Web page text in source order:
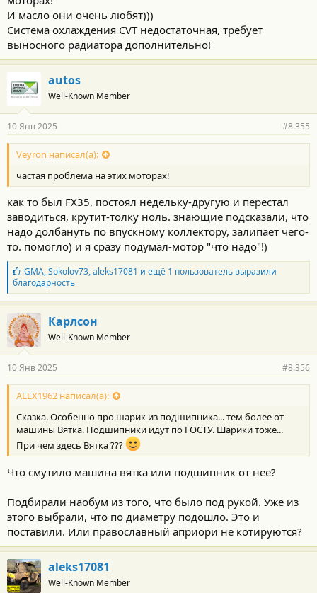
И масло они очень любят)))
Система охлаждения CVT недостаточная, требует
выносного радиатора дополнительно!
autos
Well-Known Member
10 Янв 2025 #8.355
Veyron написал(а):
частая проблема на этих моторах!
как то был FX35, постоял недельку-другую и перестал
заводиться, крутит-толку ноль. знающие подсказали, что
надо долбануть по впускному коллектору, залипает чего-
то. помогло) и я сразу подумал-мотор "что надо"!)
Б
л
а
г
о
д
а
р
о
с
т
:
GMA,Sokolov73,aleks17081 и ещё 1 пользователь выразили
благодарность
Карлсон
Well-Known Member
10 Янв 2025 #8.356
ALEX1962 написал(а):
Сказка. Особенно про шарик из подшипника... тем более от
машины Вятка. Подшипники идут по ГОСТУ. Шарики тоже...
При чем здесь Вятка ???
Что смутило машина вятка или подшипник от нее?
Подбирали наобум из того, что было под рукой. Уже из
этого выбрали, что по диаметру подошло. Это и
поставили. Или православный априори не котируются?
aleks17081
Well-Known Member